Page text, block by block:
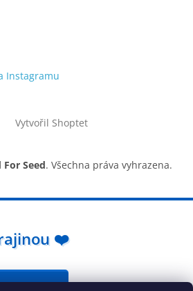
Instagramu
Vytvořil Shoptet
For Seed. Všechna práva vyhrazena.
❤️